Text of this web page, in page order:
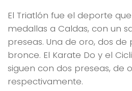
El Triatlón fue el deporte
medallas a Caldas, con un
preseas. Una de oro, dos
bronce. El Karate Do y el
siguen con dos preseas, de
respectivamente.